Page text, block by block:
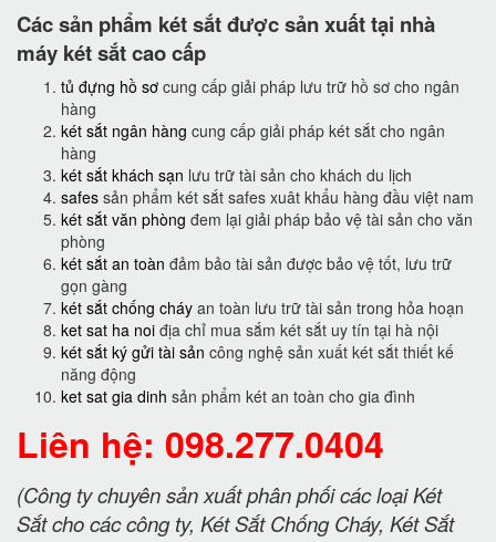
Các sản phẩm két sắt được sản xuất tại nhà
máy két sắt cao cấp
tủ đựng hồ sơ cung cấp giải pháp lưu trữ hồ sơ cho ngân
hàng
két sắt ngân hàng cung cấp giải pháp két sắt cho ngân
hàng
két sắt khách sạn lưu trữ tài sản cho khách du lịch
safes sản phẩm két sắt safes xuât khẩu hàng đầu việt nam
két sắt văn phòng đem lại giải pháp bảo vệ tài sản cho văn
phòng
két sắt an toàn đảm bảo tài sản được bảo vệ tốt, lưu trữ
gọn gàng
két sắt chống cháy an toàn lưu trữ tài sản trong hỏa hoạn
ket sat ha noi địa chỉ mua sắm két sắt uy tín tại hà nội
két sắt ký gửi tài sản công nghệ sản xuất két sắt thiết kế
năng động
ket sat gia dinh sản phẩm két an toàn cho gia đình
Liên hệ: 098.277.0404
(Công ty chuyên sản xuất phân phối các loại Két
Sắt cho các công ty, Két Sắt Chống Cháy, Két Sắt